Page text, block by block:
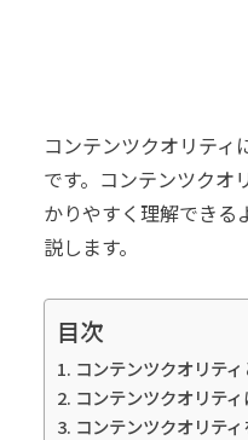
コンテンツクオリティ
です。コンテンツクオ
かりやすく理解できる
説します。
目次
コンテンツクオリティ
コンテンツクオリテ
コンテンツクオリテ